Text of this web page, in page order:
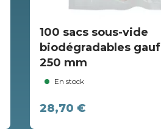
100 sacs sous-vide
biodégradables
250 mm
En stock
28,70 €